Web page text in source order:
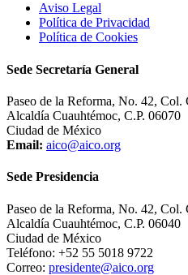
Aviso Legal
Política de Privacidad
Política de Cookies
Sede Secretaría General
Paseo de la Reforma, No. 42, Col.
Alcaldía Cuauhtémoc, C.P. 06070
Ciudad de México
Email: aico@aico.org
Sede Presidencia
Paseo de la Reforma, No. 42, Col.
Alcaldía Cuauhtémoc, C.P. 06040
Ciudad de México
Teléfono: +52 55 5018 9722
Correo: presidente@aico.org